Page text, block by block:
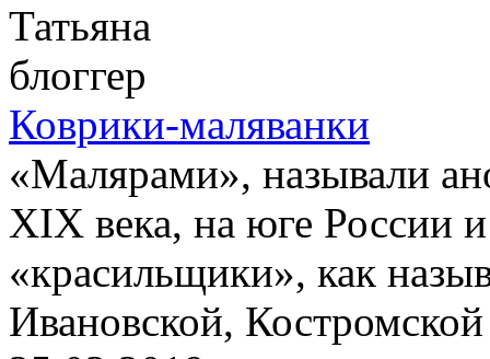
Татьяна
блоггер
Коврики-маляванки
«Малярами», называли
XIX века, на юге России
«красильщики», как
Ивановской,